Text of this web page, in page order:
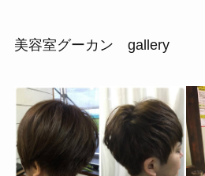
美容室グーカン gallery